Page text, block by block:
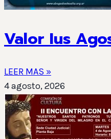
Valor Ius
LEER MAS »
4 agosto, 2026